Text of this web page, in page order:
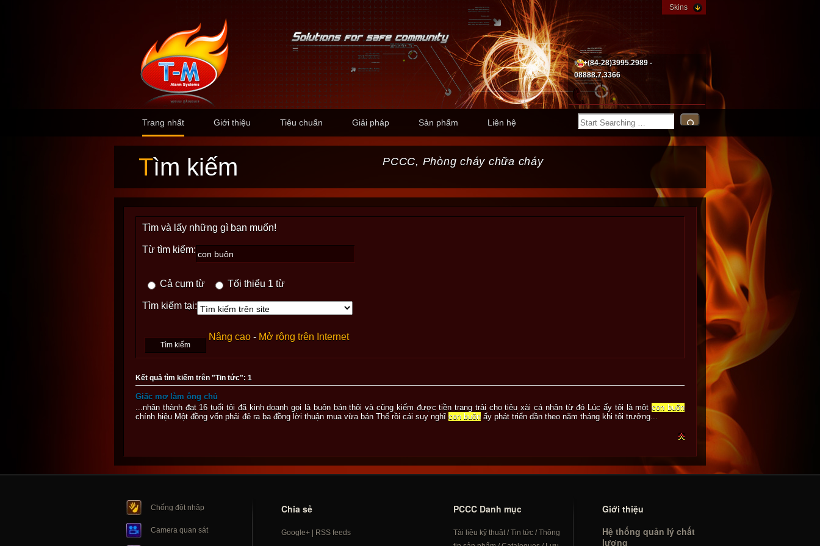
Skins
+(84-28)3995.2989 -
08888.7.3366
Trang nhất Giới thiệu Tiêu chuẩn Giải pháp Sản phẩm Liên hệ
Tìm kiếm PCCC, Phòng cháy chữa cháy
Tìm và lấy những gì bạn muốn!
Từ tìm kiếm:
Cả cụm từ Tối thiểu 1 từ
Tìm kiếm tại:
Nâng cao - Mở rộng trên Internet
Kết quả tìm kiếm trên "Tin tức": 1
Giấc mơ làm ông chủ
...nhân thành đạt 16 tuổi tôi đã kinh doanh gọi là buôn bán thôi và cũng kiếm được tiền trang trải cho tiêu xài cá nhân từ đó Lúc ấy tôi là mộtcon buôn
chính hiệu Một đồng vốn phải đẻ ra ba đồng lời thuận mua vừa bán Thế rồi cái suy nghĩ con buôn ấy phát triển dần theo năm tháng khi tôi trưởng...
Chống đột nhập
Camera quan sát
Chia sẻ
Google+| RSS feeds
PCCC Danh mục
Tài liệu kỹ thuật/Tin tức/Thông
Giới thiệu
Hệ thống quản lý chất
lượng